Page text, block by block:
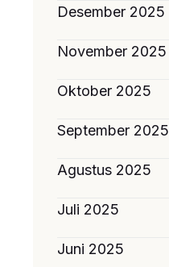
Desember 2025
November 2025
Oktober 2025
September 2025
Agustus 2025
Juli 2025
Juni 2025